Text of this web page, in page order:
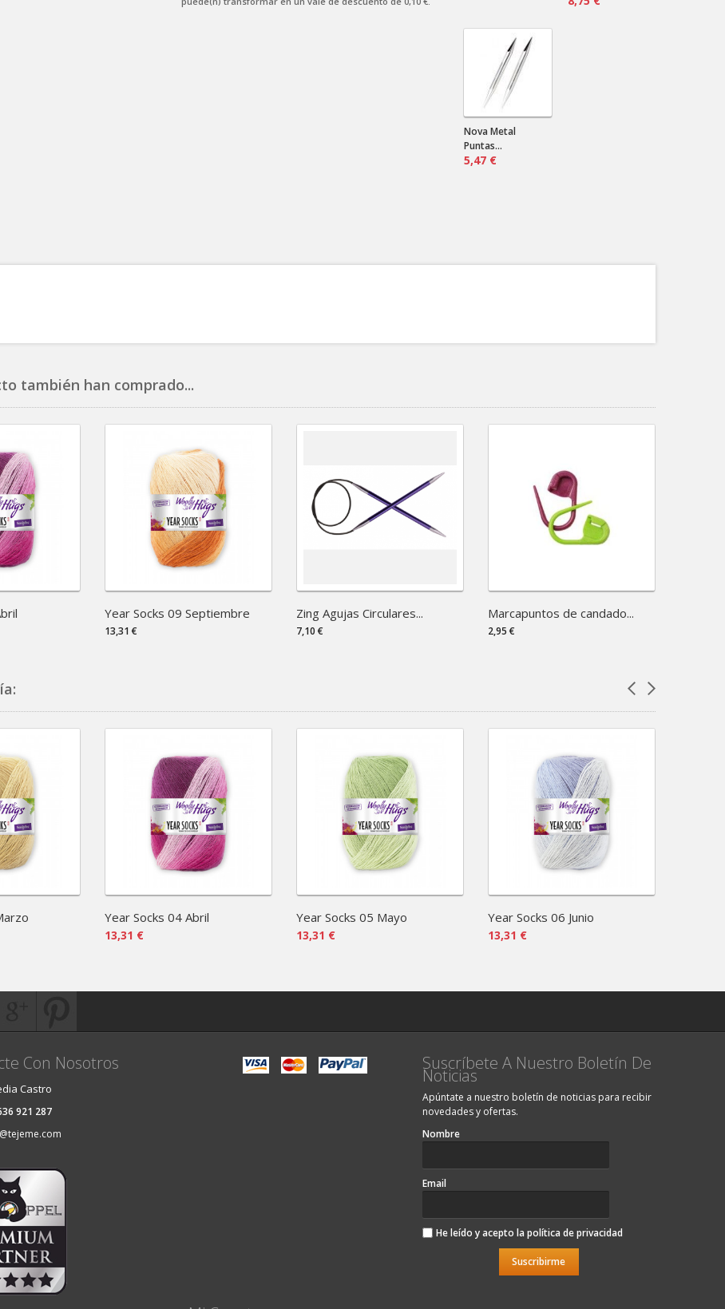
Nova Metal
Puntas...
5,47 €
también han comprado...
Year Socks 09 Septiembre
13,31 €
Zing Agujas Circulares...
7,10 €
Marcapuntos de candado...
2,95 €
Year Socks 04 Abril
13,31 €
Year Socks 05 Mayo
13,31 €
Year Socks 06 Junio
13,31 €
Con Nosotros
Castro
921 287
Suscríbete A Nuestro Boletín De
Noticias
Apúntate a nuestro boletín de noticias para recibir
novedades y ofertas.
Nombre
Email
He leído y acepto la política de privacidad
Suscribirme